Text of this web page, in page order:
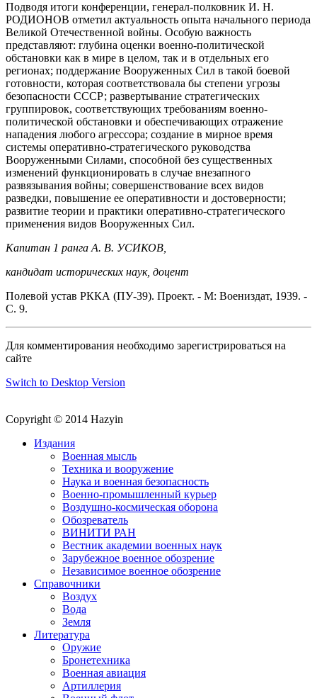
Подводя итоги конференции, генерал-полковник И. Н.
РОДИОНОВ отметил актуальность опыта начального периода
Великой Отечественной войны. Особую важность
представляют: глубина оценки военно-политической
обстановки как в мире в целом, так и в отдельных его
регионах; поддержание Вооруженных Сил в такой боевой
готовности, которая соответствовала бы степени угрозы
безопасности СССР; развертывание стратегических
группировок, соответствующих требованиям военно-
политической обстановки и обеспечивающих отражение
нападения любого агрессора; создание в мирное время
системы оперативно-стратегического руководства
Вооруженными Силами, способной без существенных
изменений функционировать в случае внезапного
развязывания войны; совершенствование всех видов
разведки, повышение ее оперативности и достоверности;
развитие теории и практики оперативно-стратегического
применения видов Вооруженных Сил.
Капитан 1 ранга А. В. УСИКОВ,
кандидат исторических наук, доцент
Полевой устав РККА (ПУ-39). Проект. - М: Воениздат, 1939. -
С. 9.
Для комментирования необходимо зарегистрироваться на
сайте
Switch to Desktop Version
Copyright © 2014 Hazyin
Издания
Военная мысль
Техника и вооружение
Наука и военная безопасность
Военно-промышленный курьер
Воздушно-космическая оборона
Обозреватель
ВИНИТИ РАН
Вестник академии военных наук
Зарубежное военное обозрение
Независимое военное обозрение
Справочники
Воздух
Вода
Земля
Литература
Оружие
Бронетехника
Военная авиация
Артиллерия